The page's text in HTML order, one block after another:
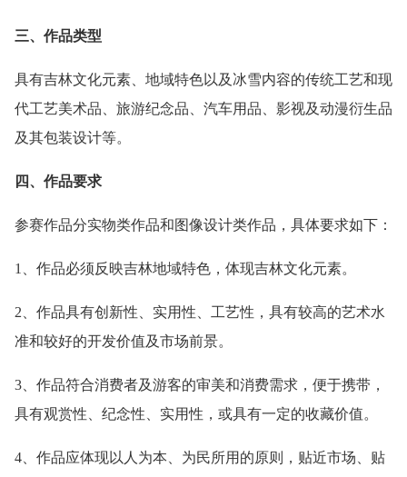
三、作品类型
具有吉林文化元素、地域特色以及冰雪内容的传统工艺和现
代工艺美术品、旅游纪念品、汽车用品、影视及动漫衍生品
及其包装设计等。
四、作品要求
参赛作品分实物类作品和图像设计类作品，具体要求如下：
1、作品必须反映吉林地域特色，体现吉林文化元素。
2、作品具有创新性、实用性、工艺性，具有较高的艺术水
准和较好的开发价值及市场前景。
3、作品符合消费者及游客的审美和消费需求，便于携带，
具有观赏性、纪念性、实用性，或具有一定的收藏价值。
4、作品应体现以人为本、为民所用的原则，贴近市场、贴